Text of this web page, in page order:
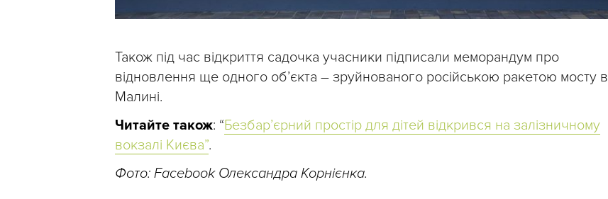
Також під час відкриття садочка учасники підписали меморандум про
відновлення ще одного обʼєкта – зруйнованого російською ракетою мосту в
Малині.
Читайте також: “Безбар’єрний простір для дітей відкрився на залізничному
вокзалі Києва”.
Фото: Facebook Олександра Корнієнка.